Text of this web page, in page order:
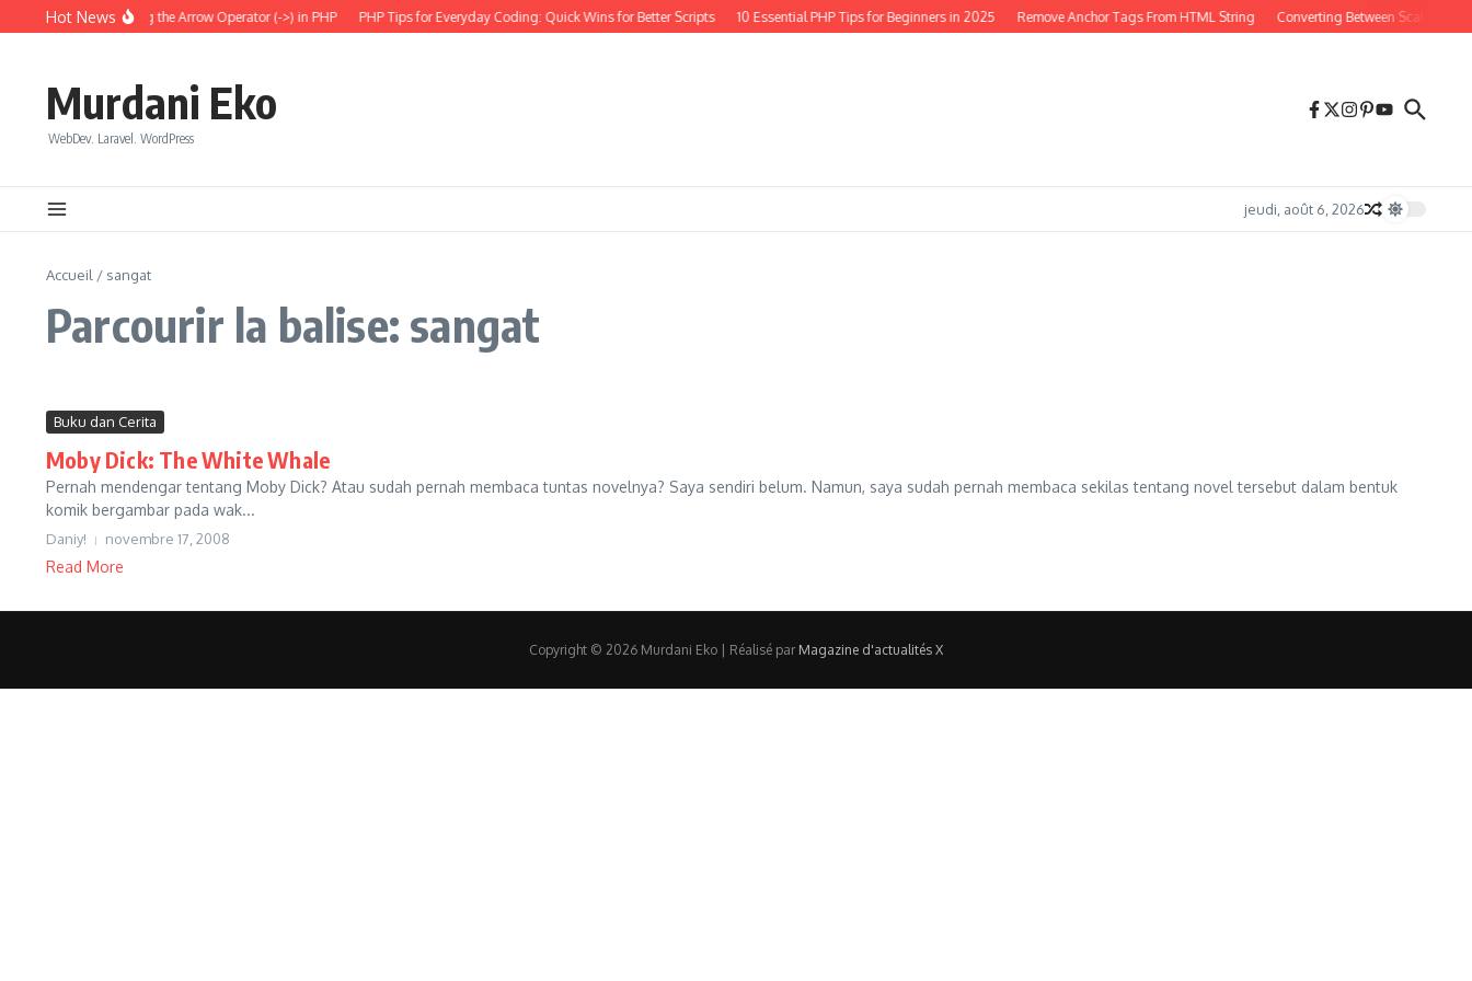
Aller au contenu
Hot News
Understanding the Arrow Operator (->) in PHP PHP Tips for Everyday Coding: Quick Wins for Better Scripts 10 Essential PHP Tips for Beginners in 2025 Remove Anchor Tags From HTML String Converting Between Scales in
Murdani Eko
WebDev. Laravel. WordPress
jeudi, août 6, 2026
Accueil / sangat
Parcourir la balise: sangat
Buku dan Cerita
Moby Dick: The White Whale
Pernah mendengar tentang Moby Dick? Atau sudah pernah membaca tuntas novelnya? Saya sendiri belum. Namun, saya sudah pernah membaca sekilas tentang novel tersebut dalam bentuk
komik bergambar pada wak...
Daniy! novembre 17, 2008
Read More
Copyright © 2026 Murdani Eko | Réalisé par Magazine d'actualités X